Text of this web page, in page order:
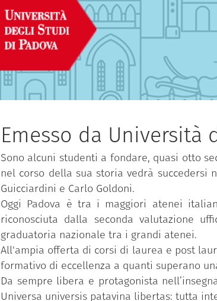
Emesso da Università
Sono alcuni studenti a fondare, quasi otto
nel corso della sua storia vedrà succedersi
Guicciardini e Carlo Goldoni.
Oggi Padova è tra i maggiori atenei
riconosciuta dalla seconda valutazione
graduatoria nazionale tra i grandi atenei.
All'ampia offerta di corsi di laurea e post
formativo di eccellenza a quanti superano
Da sempre libera e protagonista
Universa universis patavina libertas: tutta